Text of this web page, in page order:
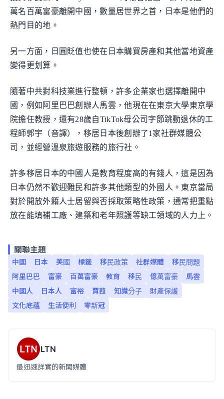
萬名百萬富豪離開中國，數量居世界之首，日本是他們的
熱門目的地。
另一方面，日圓貶值也使在日本購買房產和其他當地資產
變得更划算。
隨著中共對科技業進行整頓，許多企業家也選擇離開中
國，例如阿里巴巴創辦人馬雲，他現在在東京大學東京學
院擔任教授，還有28歲自TikTok母公司字節跳動退休的工
程師郭宇（音譯），移居日本後創辦了1家社群媒體公
司，並經營溫泉旅遊服務的旅行社。
許多移居日本的中國人是教育程度高的有錢人，這是因為
日本仍然不歡迎難民和許多其他類型的外國人。東京當局
對於開放外籍人士居留與否採取策略性政策，通常把重點
放在能填補工廠、建築和老年照護等缺工領域的人力上。
關聯主題
中國 日本 美國 標籤 移民政策 社群媒體
移民問題
阿里巴巴
富豪 百萬富豪 教育 移民 億萬富豪
馬雲
中國人
日本人 富裕 賈葭 知識分子
財產保護
文化底蘊
生活便利 零新冠
LTN
最迅速詳實的新聞媒體